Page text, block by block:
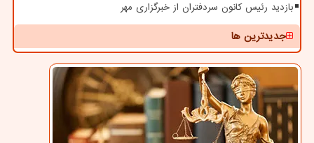
بازدید رئیس کانون سردفتران از خبرگزاری مهر
جدیدترین ها